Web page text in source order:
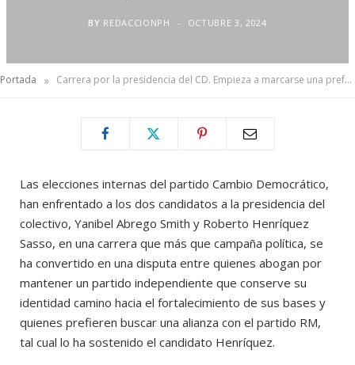
BY REDACCIONPH OCTUBRE 3, 2024
Portada » Carrera por la presidencia del CD. Empieza a marcarse una preferencia preliminar.
Las elecciones internas del partido Cambio Democrático,
han enfrentado a los dos candidatos a la presidencia del
colectivo, Yanibel Abrego Smith y Roberto Henríquez
Sasso, en una carrera que más que campaña política, se
ha convertido en una disputa entre quienes abogan por
mantener un partido independiente que conserve su
identidad camino hacia el fortalecimiento de sus bases y
quienes prefieren buscar una alianza con el partido RM,
tal cual lo ha sostenido el candidato Henríquez.